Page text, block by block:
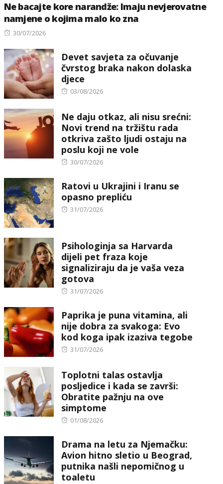
Ne bacajte kore narandže: Imaju nevjerovatne
namjene o kojima malo ko zna
Posted
30/07/2026
Devet savjeta za očuvanje
čvrstog braka nakon dolaska
djece
Posted
03/08/2026
Ne daju otkaz, ali nisu srećni:
Novi trend na tržištu rada
otkriva zašto ljudi ostaju na
poslu koji ne vole
Posted
30/07/2026
Ratovi u Ukrajini i Iranu se
opasno prepliću
Posted
31/07/2026
Psihologinja sa Harvarda
dijeli pet fraza koje
signaliziraju da je vaša veza
gotova
Posted
31/07/2026
Paprika je puna vitamina, ali
nije dobra za svakoga: Evo
kod koga ipak izaziva tegobe
Posted
31/07/2026
Toplotni talas ostavlja
posljedice i kada se završi:
Obratite pažnju na ove
simptome
Posted
01/08/2026
Drama na letu za Njemačku:
Avion hitno sletio u Beograd,
putnika našli nepomičnog u
toaletu